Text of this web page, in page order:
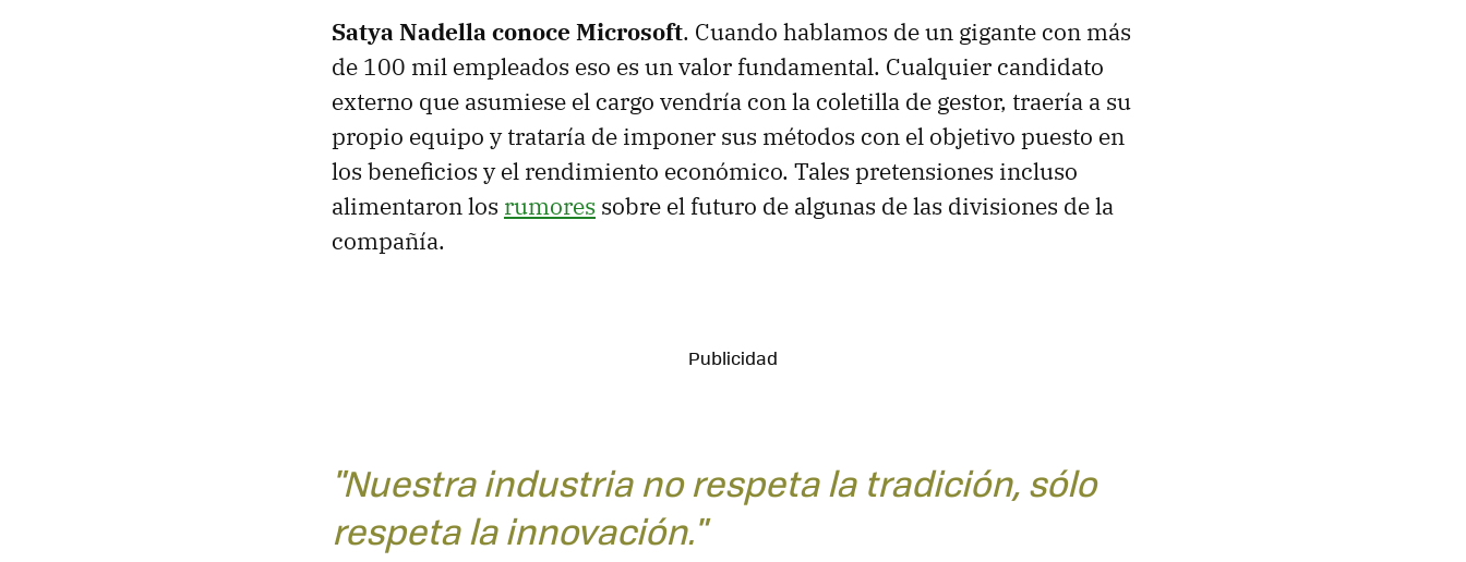
Satya Nadella conoce Microsoft. Cuando hablamos de un gigante con más
de 100 mil empleados eso es un valor fundamental. Cualquier candidato
externo que asumiese el cargo vendría con la coletilla de gestor, traería a su
propio equipo y trataría de imponer sus métodos con el objetivo puesto en
los beneficios y el rendimiento económico. Tales pretensiones incluso
alimentaron los rumores sobre el futuro de algunas de las divisiones de la
compañía.
"Nuestra industria no respeta la tradición, sólo
respeta la innovación."